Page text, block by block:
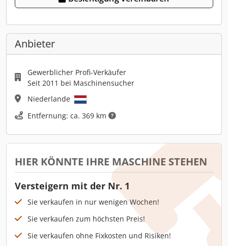
Anbieter
Gewerblicher Profi-Verkäufer
Seit 2011 bei Maschinensucher
Niederlande
Entfernung: ca. 369 km
HIER KÖNNTE IHRE MASCHINE STEHEN
Versteigern mit der Nr. 1
Sie verkaufen in nur wenigen Wochen!
Sie verkaufen zum höchsten Preis!
Sie verkaufen ohne Fixkosten und Risiken!